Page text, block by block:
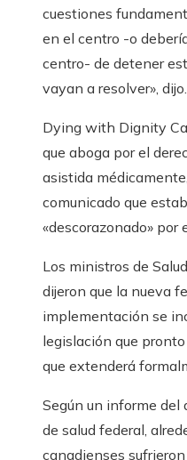
cuestiones
en el centro -o
centro- de detener
vayan a resolver», dijo.
Dying with Dignity
que aboga por el
asistida
comunicado que
«descorazonado» por
Los ministros de
dijeron que la nueva
implementación se
legislación que
que extenderá
Según un informe del
de salud federal,
canadienses